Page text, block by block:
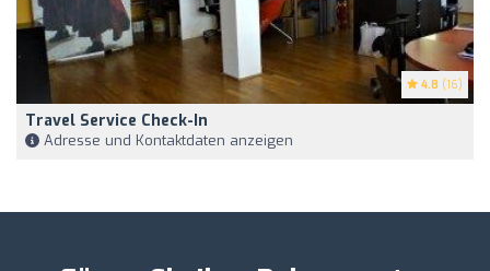
4.8 (16)
Travel Service Check-In
Adresse und Kontaktdaten anzeigen